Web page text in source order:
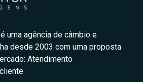
uma agência de câmbio e
desde 2003 com uma proposta
Atendimento